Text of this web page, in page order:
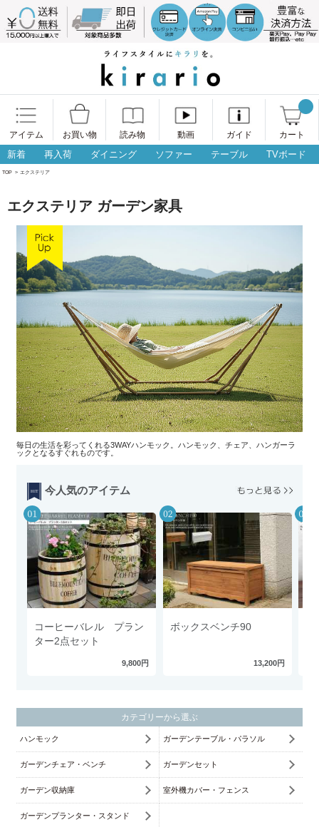
アイテム お買い物 読み物 動画 ガイド カート
新着 再入荷 ダイニング ソファー テーブル TVボード
TOP > エクステリア
エクステリア ガーデン家具
毎日の生活を彩ってくれる3WAYハンモック。ハンモック、チェア、ハンガーラ
ックとなるすぐれものです。
今人気のアイテム
コーヒーバレル プラン
ター2点セット
9,800円
ボックスベンチ90
13,200円
カテゴリーから選ぶ
ハンモック ガーデンテーブル・パラソル
ガーデンチェア・ベンチ ガーデンセット
ガーデン収納庫 室外機カバー・フェンス
ガーデンプランター・スタンド